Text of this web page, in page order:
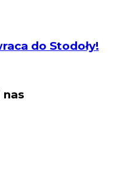
do Stodoły!